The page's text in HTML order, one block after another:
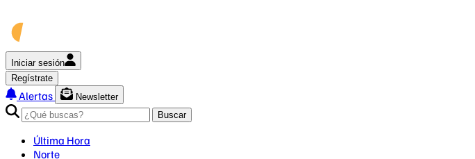
Iniciar sesión
Regístrate
Alertas
Newsletter
Buscar
Última Hora
Norte